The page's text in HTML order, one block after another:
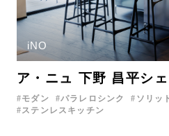
iNO
ア・ニュ 下野 昌平シ
モダン パラレロシンク ソリッ
ステンレスキッチン